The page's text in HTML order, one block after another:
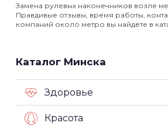
Замена рулевых наконечников возле
Правдивые отзывы, время работы,
компаний около метро вы найдёте в
Каталог Минска
Здоровье
Красота